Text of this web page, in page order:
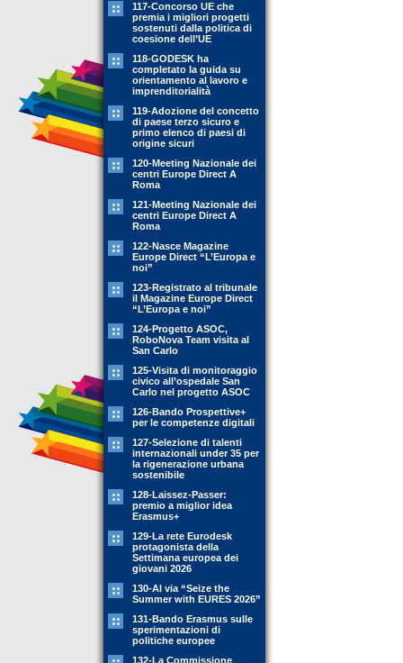
117-Concorso UE che
premia i migliori progetti
sostenuti dalla politica di
coesione dell’UE
118-GODESK ha
completato la guida su
orientamento al lavoro e
imprenditorialità
119-Adozione del concetto
di paese terzo sicuro e
primo elenco di paesi di
origine sicuri
120-Meeting Nazionale dei
centri Europe Direct A
Roma
121-Meeting Nazionale dei
centri Europe Direct A
Roma
122-Nasce Magazine
Europe Direct “L’Europa e
noi”
123-Registrato al tribunale
il Magazine Europe Direct
“L’Europa e noi”
124-Progetto ASOC,
RoboNova Team visita al
San Carlo
125-Visita di monitoraggio
civico all’ospedale San
Carlo nel progetto ASOC
126-Bando Prospettive+
per le competenze digitali
127-Selezione di talenti
internazionali under 35 per
la rigenerazione urbana
sostenibile
128-Laissez-Passer:
premio a miglior idea
Erasmus+
129-La rete Eurodesk
protagonista della
Settimana europea dei
giovani 2026
130-Al via “Seize the
Summer with EURES 2026”
131-Bando Erasmus sulle
sperimentazioni di
politiche europee
132-La Commissione